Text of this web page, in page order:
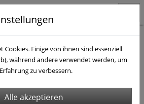
Cookies. Einige von ihnen sind essenziell
während andere verwendet werden, um
zu verbessern.